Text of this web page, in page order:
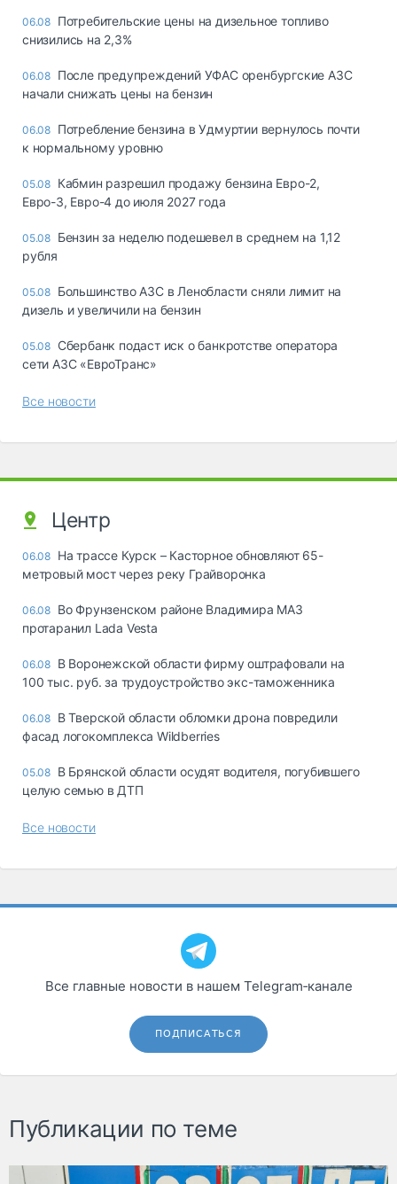
06.08 Потребительские цены на дизельное топливо
снизились на 2,3%
06.08 После предупреждений УФАС оренбургские АЗС
начали снижать цены на бензин
06.08 Потребление бензина в Удмуртии вернулось почти
к нормальному уровню
05.08 Кабмин разрешил продажу бензина Евро-2,
Евро-3, Евро-4 до июля 2027 года
05.08 Бензин за неделю подешевел в среднем на 1,12
рубля
05.08 Большинство АЗС в Ленобласти сняли лимит на
дизель и увеличили на бензин
05.08 Сбербанк подаст иск о банкротстве оператора
сети АЗС «ЕвроТранс»
Все новости
Центр
06.08 На трассе Курск – Касторное обновляют 65-
метровый мост через реку Грайворонка
06.08 Во Фрунзенском районе Владимира МАЗ
протаранил Lada Vesta
06.08 В Воронежской области фирму оштрафовали на
100 тыс. руб. за трудоустройство экс-таможенника
06.08 В Тверской области обломки дрона повредили
фасад логокомплекса Wildberries
05.08 В Брянской области осудят водителя, погубившего
целую семью в ДТП
Все новости
Все главные новости в нашем Telegram‑канале
ПОДПИСАТЬСЯ
Публикации по теме